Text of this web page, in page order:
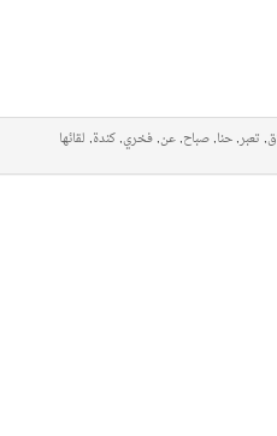
, تعبر,حنا,صباح,عن,فخري,كندة, لقائها